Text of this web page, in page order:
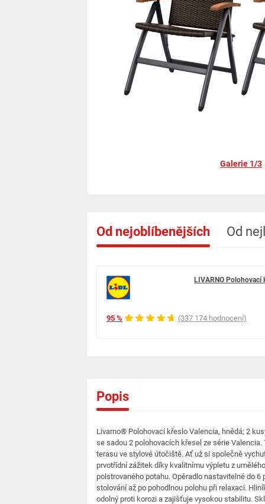
Galerie 1/3
Od nejoblíbenějších Od
95 % (337 174 hodnocení)
LIVARNO Polohovací
Popis
Livarno® Polohovací křeslo Valencia, hnědá; 2
se sadou 2 polohovacích křesel ze série
terasu ve stylové útočiště. Ať už si společně
prvotřídní zážitek díky kvalitnímu výpletu z
polstrovaného potahu. Opěradlo nastavitelné do
stolování až po pohodlnou polohu při relaxaci.
odolný proti korozi a zajišťuje vysokou stabilitu.